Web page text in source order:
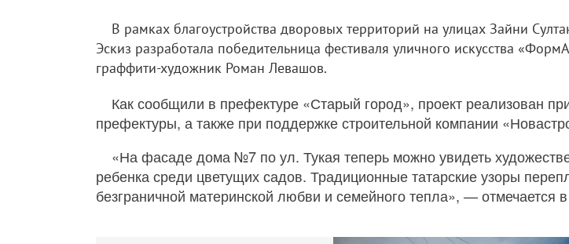
В рамках благоустройства дворовых территорий на улицах Зайни
Эскиз разработала победительница фестиваля уличного искусства
граффити-художник Роман Левашов.
Как сообщили в префектуре «Старый город», проект реализован
префектуры, а также при поддержке строительной компании
«На фасаде дома №7 по ул. Тукая теперь можно увидеть
ребенка среди цветущих садов. Традиционные татарские узоры
безграничной материнской любви и семейного тепла», — отмечается